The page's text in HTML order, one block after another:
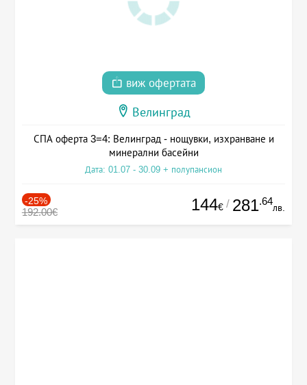
виж офертата
Велинград
СПА оферта 3=4: Велинград - нощувки, изхранване и
минерални басейни
Дата: 01.07 - 30.09 + полупансион
-25%
192.00€ 144€ / 281.64
лв.